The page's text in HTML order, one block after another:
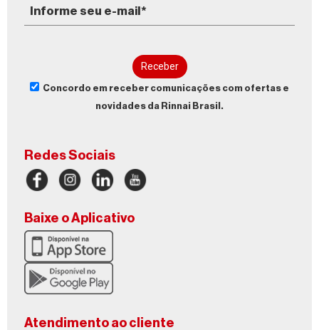
Informe seu e-mail*
Receber
Concordo em receber comunicações com ofertas e
novidades da Rinnai Brasil.
Redes Sociais
Baixe o Aplicativo
Atendimento ao cliente